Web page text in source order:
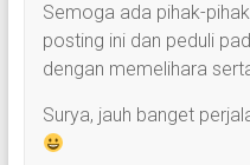
Semoga ada pihak-
posting ini dan peduli
dengan memelihara
Surya, jauh banget